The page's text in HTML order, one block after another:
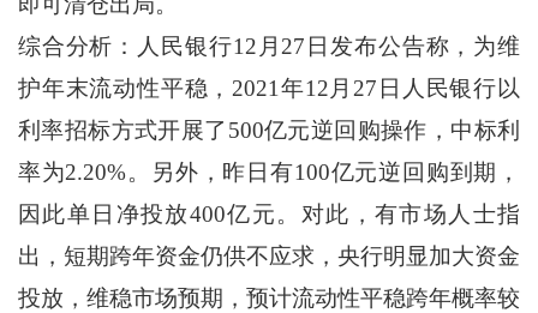
综合分析：人民银行12月27日发布公告称，为维
护年末流动性平稳，2021年12月27日人民银行以
利率招标方式开展了500亿元逆回购操作，中标利
率为2.20%。另外，昨日有100亿元逆回购到期，
因此单日净投放400亿元。对此，有市场人士指
出，短期跨年资金仍供不应求，央行明显加大资金
投放，维稳市场预期，预计流动性平稳跨年概率较